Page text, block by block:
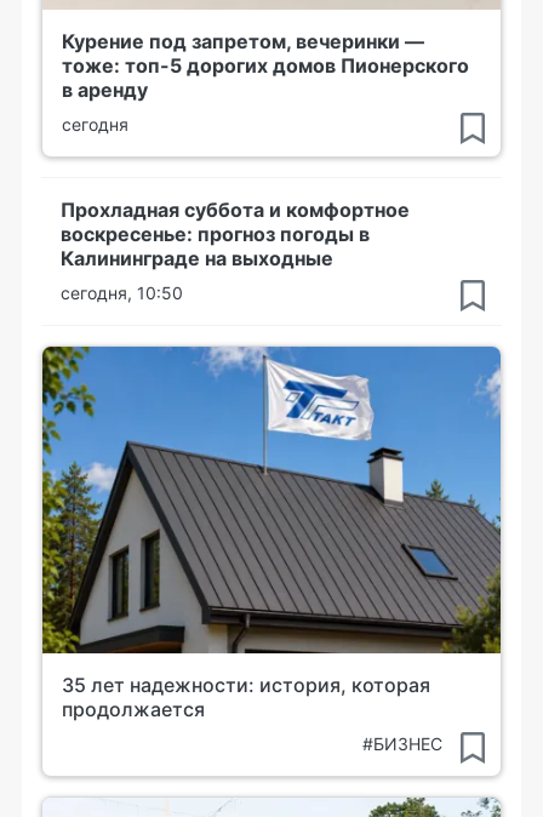
Курение под запретом, вечеринки —
тоже: топ-5 дорогих домов Пионерского
в аренду
сегодня
Прохладная суббота и комфортное
воскресенье: прогноз погоды в
Калининграде на выходные
сегодня, 10:50
35 лет надежности: история, которая
продолжается
#БИЗНЕС